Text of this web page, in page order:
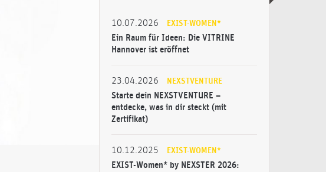
10.07.2026 EXIST-WOMEN*
Ein Raum für Ideen: Die VITRINE
Hannover ist eröffnet
23.04.2026 NEXSTVENTURE
Starte dein NEXSTVENTURE –
entdecke, was in dir steckt (mit
Zertifikat)
10.12.2025 EXIST-WOMEN*
EXIST-Women* by NEXSTER 2026: